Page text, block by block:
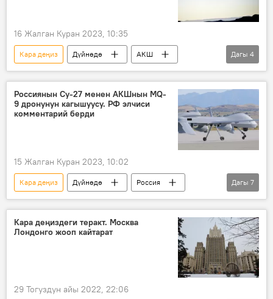
16 Жалган Куран 2023, 10:35
Кара деңиз Дүйнөдө
АКШ
Россия
учкучсуз аппараттар
дрон
менчик
Дагы 4
Россиянын Су-27 менен АКШнын MQ-
9 дронунун кагышуусу. РФ элчиси
комментарий берди
15 Жалган Куран 2023, 10:02
Кара деңиз Дүйнөдө
Россия
АКШ
элчи
Анатолий Антонов
истребитель
Дагы 7
Кара деңиздеги теракт. Москва
Лондонго жооп кайтарат
29 Тогуздун айы 2022, 22:06